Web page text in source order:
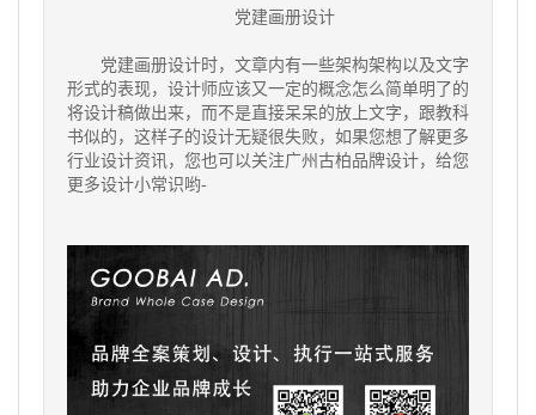
党建画册设计
党建画册设计时，文章内有一些架构架构以及文字
形式的表现，设计师应该又一定的概念怎么简单明了的
将设计稿做出来，而不是直接呆呆的放上文字，跟教科
书似的，这样子的设计无疑很失败，如果您想了解更多
行业设计资讯，您也可以关注广州古柏品牌设计，给您
更多设计小常识哟-